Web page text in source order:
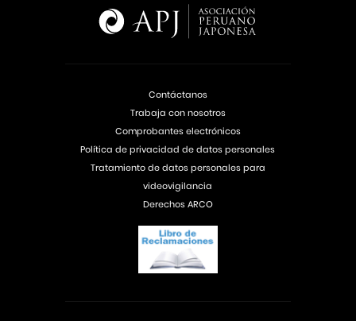
Contáctanos
Trabaja con nosotros
Comprobantes electrónicos
Política de privacidad de datos personales
Tratamiento de datos personales para
videovigilancia
Derechos ARCO